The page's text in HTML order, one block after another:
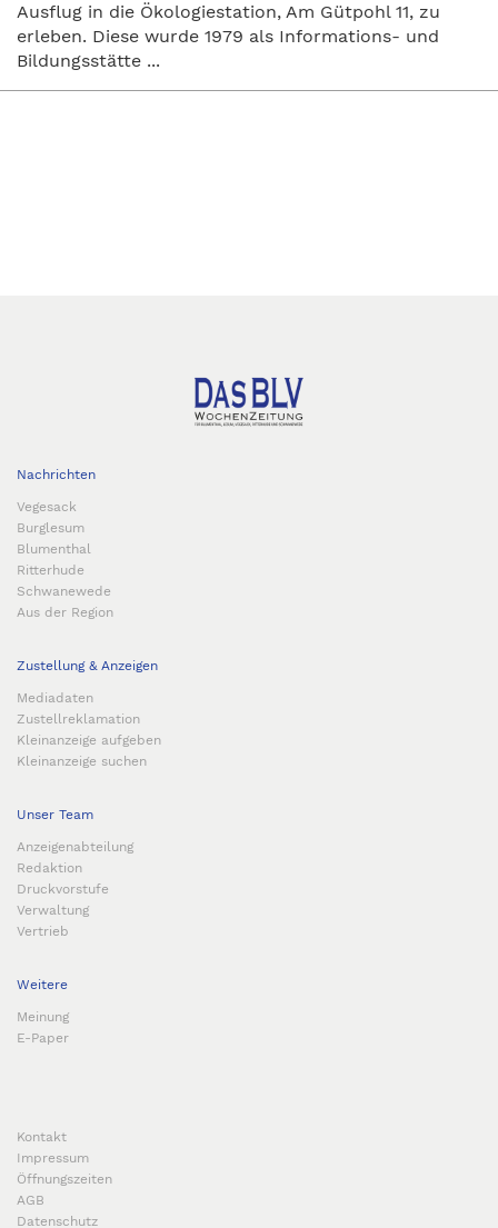
Ausflug in die Ökologiestation, Am Gütpohl 11, zu
erleben. Diese wurde 1979 als Informations- und
Bildungsstätte ...
Nachrichten
Vegesack
Burglesum
Blumenthal
Ritterhude
Schwanewede
Aus der Region
Zustellung & Anzeigen
Mediadaten
Zustellreklamation
Kleinanzeige aufgeben
Kleinanzeige suchen
Unser Team
Anzeigenabteilung
Redaktion
Druckvorstufe
Verwaltung
Vertrieb
Weitere
Meinung
E-Paper
Kontakt
Impressum
Öffnungszeiten
AGB
Datenschutz